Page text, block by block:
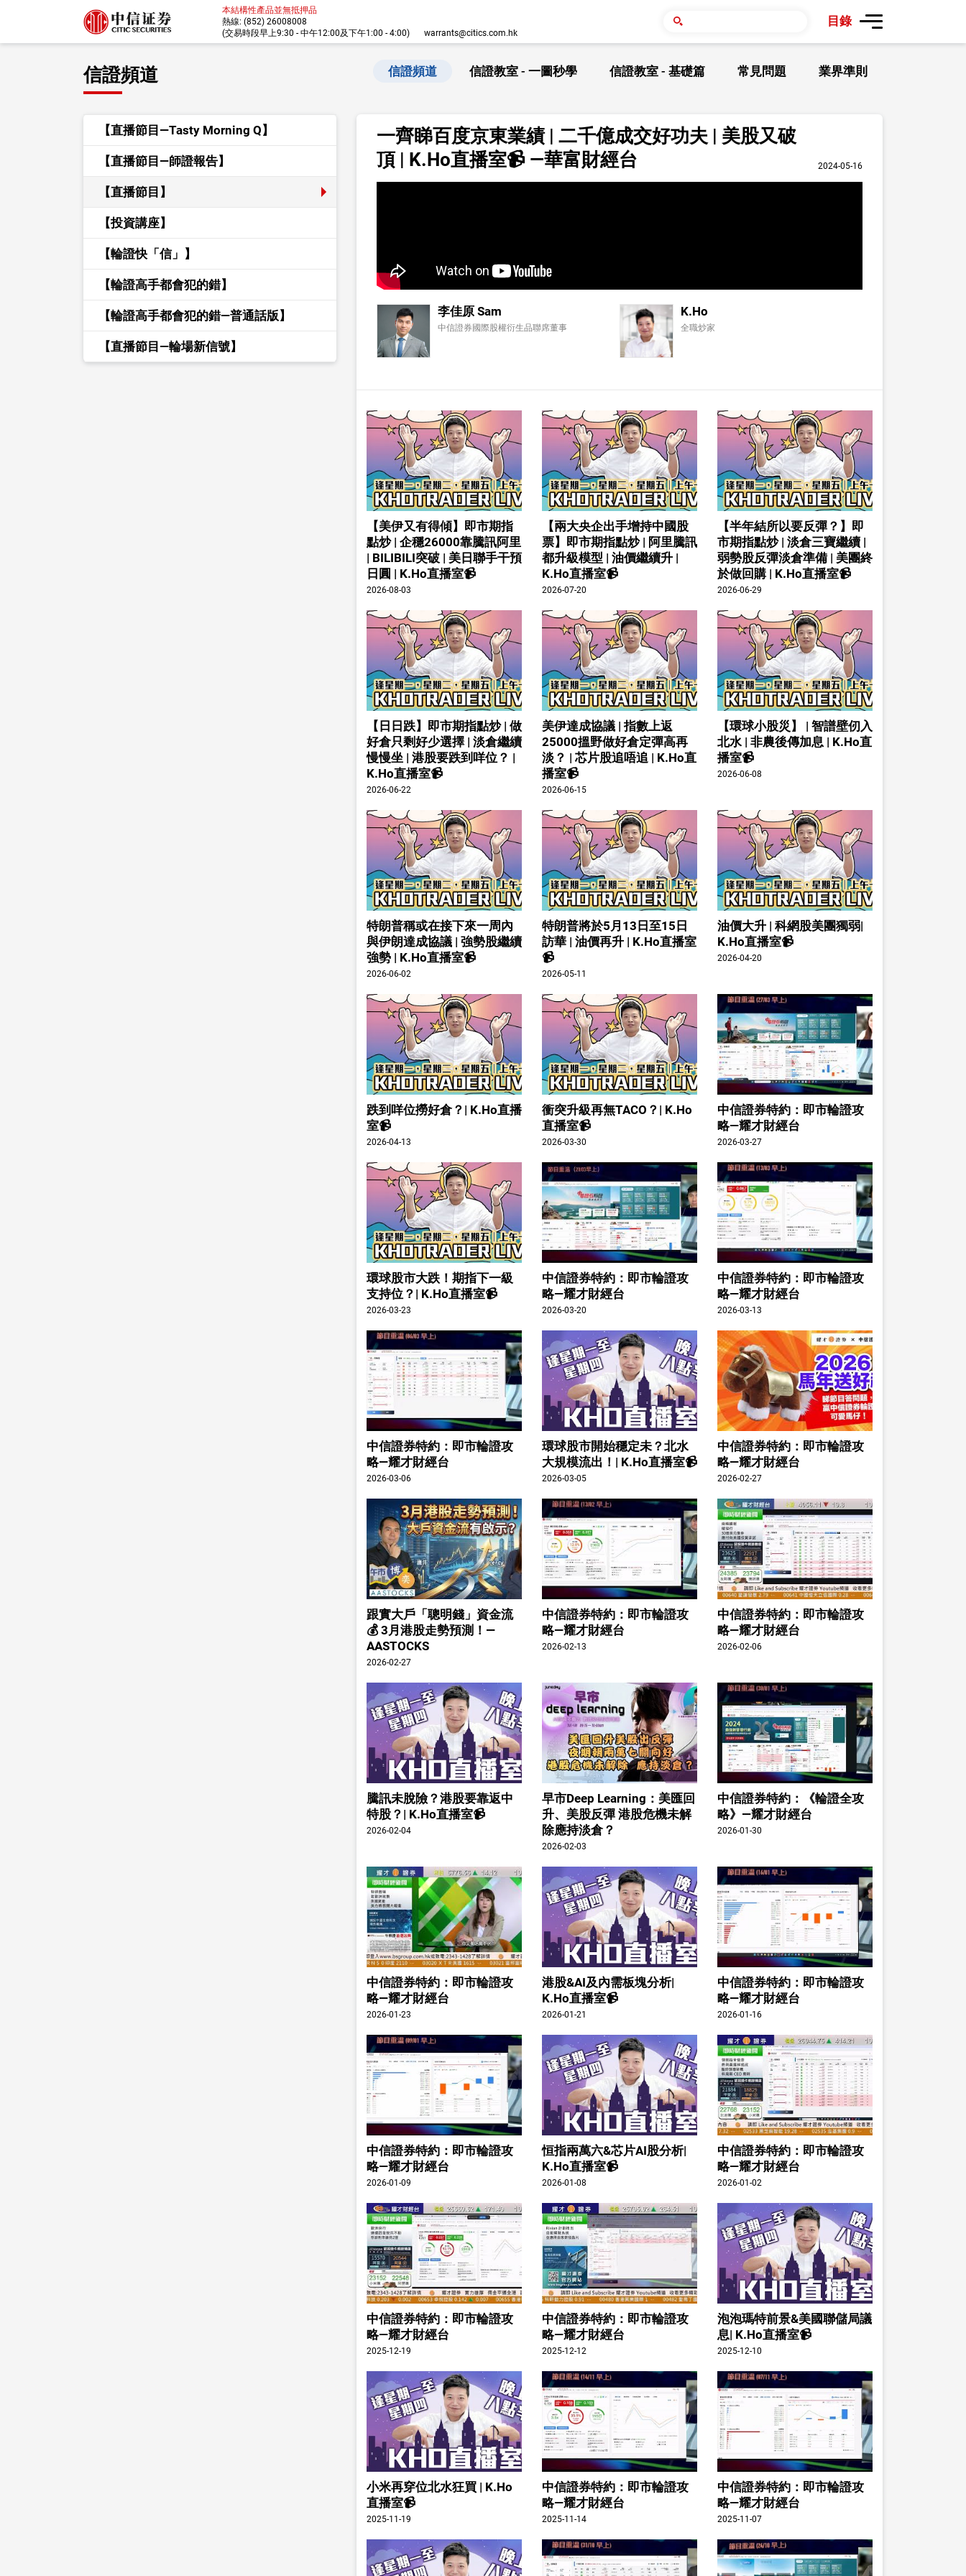
本結構性產品並無抵押品
熱線: (852) 26008008
(交易時段早上9:30 - 中午12:00及下午1:00 - 4:00)
warrants@citics.com.hk
目錄
信證頻道 信證頻道 信證教室 - 一圖秒學 信證教室 - 基礎篇 常見問題 業界準則
【直播節目—Tasty Morning Q】
【直播節目—師證報告】
【直播節目】
【投資講座】
【輪證快「信」】
【輪證高手都會犯的錯】
【輪證高手都會犯的錯—普通話版】
【直播節目—輪場新信號】
一齊睇百度京東業績 | 二千億成交好功夫 | 美股又破
頂 | K.Ho直播室📹 —華富財經台
2024-05-16
李佳原 Sam
中信證券國際股權衍生品聯席董事
K.Ho
全職炒家
【美伊又有得傾】即市期指
點炒 | 企穩26000靠騰訊阿里
| BILIBILI突破 | 美日聯手干預
日圓 | K.Ho直播室📹
2026-08-03
【兩大央企出手增持中國股
票】即市期指點炒 | 阿里騰訊
都升級模型 | 油價繼續升 |
K.Ho直播室📹
2026-07-20
【半年結所以要反彈？】即
市期指點炒 | 淡倉三寶繼續 |
弱勢股反彈淡倉準備 | 美團終
於做回購 | K.Ho直播室📹
2026-06-29
【日日跌】即市期指點炒 | 做
好倉只剩好少選擇 | 淡倉繼續
慢慢坐 | 港股要跌到咩位？ |
K.Ho直播室📹
2026-06-22
美伊達成協議 | 指數上返
25000搵野做好倉定彈高再
淡？ | 芯片股追唔追 | K.Ho直
播室📹
2026-06-15
【環球小股災】 | 智譜壁仞入
北水 | 非農後傳加息 | K.Ho直
播室📹
2026-06-08
特朗普稱或在接下來一周內
與伊朗達成協議 | 強勢股繼續
強勢 | K.Ho直播室📹
2026-06-02
特朗普將於5月13日至15日
訪華 | 油價再升 | K.Ho直播室
📹
2026-05-11
油價大升 | 科網股美團獨弱|
K.Ho直播室📹
2026-04-20
跌到咩位撈好倉？| K.Ho直播
室📹
2026-04-13
衝突升級再無TACO？| K.Ho
直播室📹
2026-03-30
中信證券特約：即市輪證攻
略—耀才財經台
2026-03-27
環球股市大跌！期指下一級
支持位？| K.Ho直播室📹
2026-03-23
中信證券特約：即市輪證攻
略—耀才財經台
2026-03-20
中信證券特約：即市輪證攻
略—耀才財經台
2026-03-13
中信證券特約：即市輪證攻
略—耀才財經台
2026-03-06
環球股市開始穩定未？北水
大規模流出！| K.Ho直播室📹
2026-03-05
中信證券特約：即市輪證攻
略—耀才財經台
2026-02-27
跟實大戶「聰明錢」資金流
💰 3月港股走勢預測！—
AASTOCKS
2026-02-27
中信證券特約：即市輪證攻
略—耀才財經台
2026-02-13
中信證券特約：即市輪證攻
略—耀才財經台
2026-02-06
騰訊未脫險？港股要靠返中
特股？| K.Ho直播室📹
2026-02-04
早市Deep Learning：美匯回
升、美股反彈 港股危機未解
除應持淡倉？
2026-02-03
中信證券特約：《輪證全攻
略》—耀才財經台
2026-01-30
中信證券特約：即市輪證攻
略—耀才財經台
2026-01-23
港股&AI及內需板塊分析|
K.Ho直播室📹
2026-01-21
中信證券特約：即市輪證攻
略—耀才財經台
2026-01-16
中信證券特約：即市輪證攻
略—耀才財經台
2026-01-09
恒指兩萬六&芯片AI股分析|
K.Ho直播室📹
2026-01-08
中信證券特約：即市輪證攻
略—耀才財經台
2026-01-02
中信證券特約：即市輪證攻
略—耀才財經台
2025-12-19
中信證券特約：即市輪證攻
略—耀才財經台
2025-12-12
泡泡瑪特前景&美國聯儲局議
息| K.Ho直播室📹
2025-12-10
小米再穿位北水狂買 | K.Ho
直播室📹
2025-11-19
中信證券特約：即市輪證攻
略—耀才財經台
2025-11-14
中信證券特約：即市輪證攻
略—耀才財經台
2025-11-07